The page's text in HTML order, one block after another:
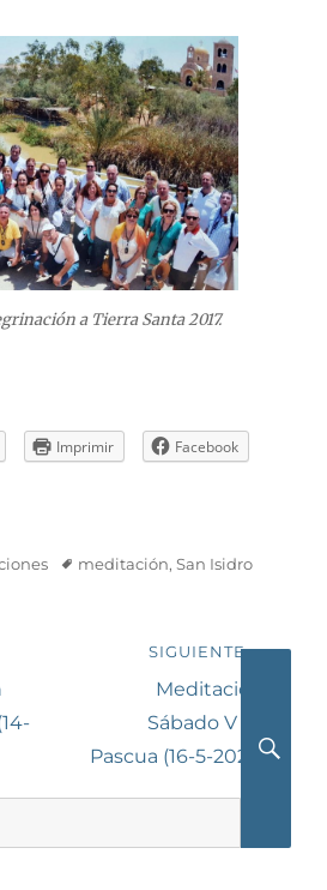
a Tierra Santa 2017.
Imprimir
Facebook
Etiquetas
meditación, San Isidro
SIGUIENTE →
Siguiente
entrada:
Meditación.
Sábado V de
Pascua (16-5-2020)